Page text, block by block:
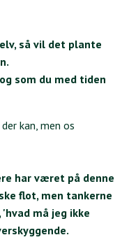
så vil det plante
som du med tiden
kan, men os
har været på denne
flot, men tankerne
'hvad må jeg ikke